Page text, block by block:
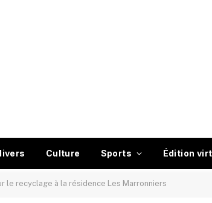
Culture Sports Édition
le recyclage à la résidence Les Marronniers